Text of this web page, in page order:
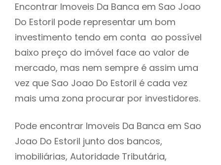
Encontrar Imoveis Da Banca em Sao Joao
Do Estoril pode representar um bom
investimento tendo em conta ao possível
baixo preço do imóvel face ao valor de
mercado, mas nem sempre é assim uma
vez que Sao Joao Do Estoril é cada vez
mais uma zona procurar por investidores.
Pode encontrar Imoveis Da Banca em Sao
Joao Do Estoril junto dos bancos,
imobiliárias, Autoridade Tributária,